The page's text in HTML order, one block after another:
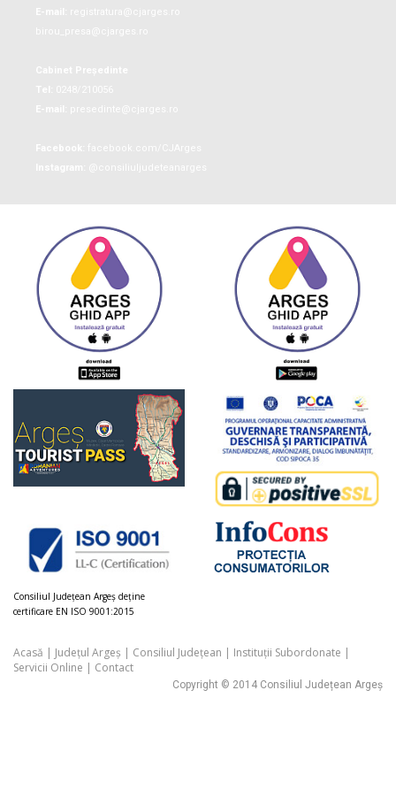
Consiliul Judeţean Argeș deţine
certificare EN ISO 9001:2015
Acasă | Județul Argeș | Consiliul Județean | Instituții Subordonate |
Servicii Online | Contact
Copyright © 2014 Consiliul Județean Argeș